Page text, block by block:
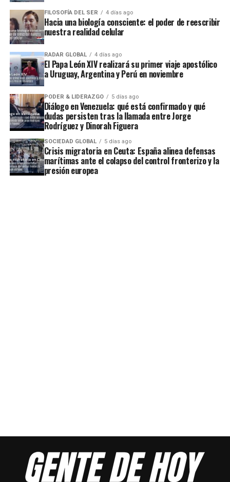
FILOSOFÍA DEL SER 4 días ago
Hacia una biología consciente: el poder de reescribir
nuestra realidad celular
RADAR GLOBAL 4 días ago
El Papa León XIV realizará su primer viaje apostólico
a Uruguay, Argentina y Perú en noviembre
PODER & LIDERAZGO 5 días ago
Diálogo en Venezuela: qué está confirmado y qué
dudas persisten tras la llamada entre Jorge
Rodríguez y Dinorah Figuera
SOCIEDAD GLOBAL 5 días ago
Crisis migratoria en Ceuta: España alinea defensas
marítimas ante el colapso del control fronterizo y la
presión europea